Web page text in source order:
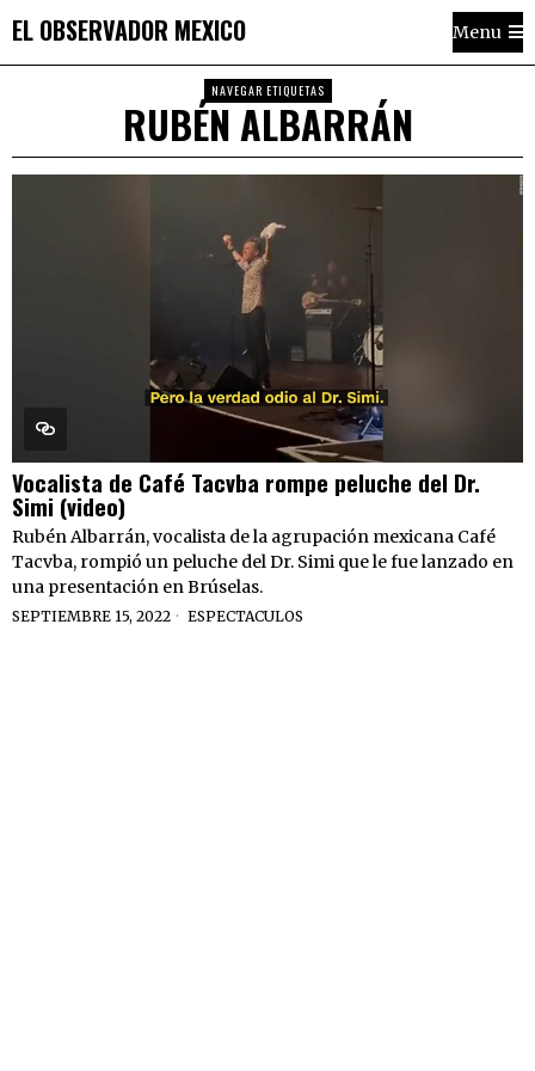
EL OBSERVADOR MEXICO Menu
NAVEGAR ETIQUETAS
RUBÉN ALBARRÁN
Vocalista de Café Tacvba rompe peluche del Dr.
Simi (video)
Rubén Albarrán, vocalista de la agrupación mexicana Café
Tacvba, rompió un peluche del Dr. Simi que le fue lanzado en
una presentación en Brúselas.
SEPTIEMBRE 15, 2022 ESPECTACULOS